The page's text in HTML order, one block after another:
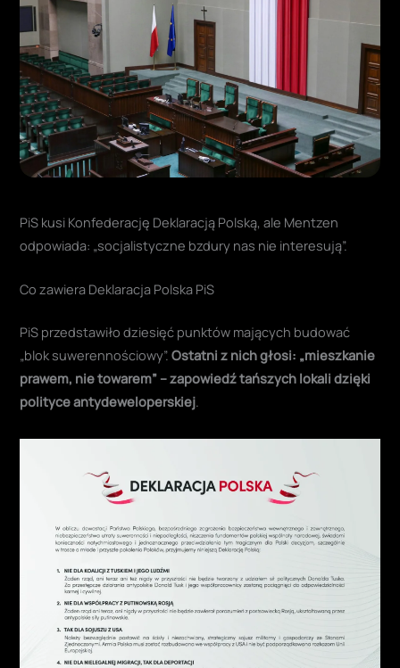
PiS kusi Konfederację Deklaracją Polską, ale Mentzen
odpowiada: „socjalistyczne bzdury nas nie interesują”.
Co zawiera Deklaracja Polska PiS
PiS przedstawiło dziesięć punktów mających budować
„blok suwerennościowy”.Ostatni z nich głosi: „mieszkanie
prawem, nie towarem” – zapowiedź tańszych lokali dzięki
polityce antydeweloperskiej.